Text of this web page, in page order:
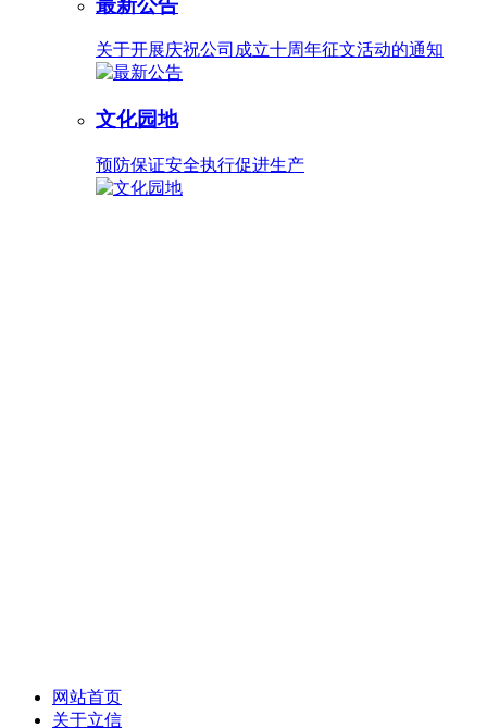
关于开展庆祝公司成立十周年征文活动的通知
文化园地
预防保证安全执行促进生产
网站首页
关于立信